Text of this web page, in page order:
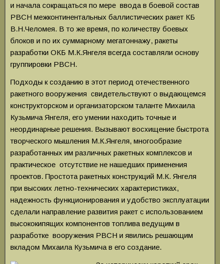
и начала сокращаться по мере ввода в боевой состав
РВСН межконтинентальных баллистических ракет КБ
В.Н.Челомея. В то же время, по количеству боевых
блоков и по их суммарному мегатоннажу, ракеты
разработки ОКБ М.К.Янгеля всегда составляли основу
группировки РВСН.
Подходы к созданию в этот период отечественного
ракетного вооружения свидетельствуют о выдающемся
конструкторском и организаторском таланте Михаила
Кузьмича Янгеля, его умении находить точные и
неординарные решения. Вызывают восхищение быстрота
творческого мышления М.К.Янгеля, многообразие
разработанных им различных ракетных комплексов и
практическое отсутствие не нашедших применения
проектов. Простота ракетных конструкций М.К. Янгеля
при высоких летно-технических характеристиках,
надежность функционирования и удобство эксплуатации
сделали направление развития ракет с использованием
высококипящих компонентов топлива ведущим в
разработке вооружения РВСН и явились решающим
вкладом Михаила Кузьмича в его создание.